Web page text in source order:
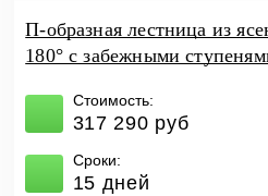
П-образная лестница из
180° с забежными
Стоимость:
317 290 руб
Сроки:
15 дней